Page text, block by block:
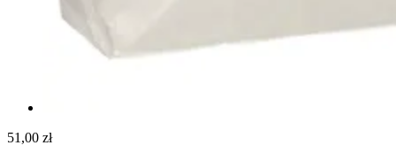
51,00 zł